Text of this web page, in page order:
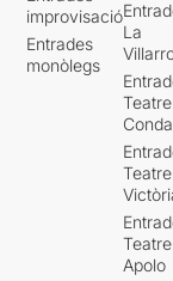
improvisació
Entrades
monòlegs
La
Teatre
Teatre
Teatre
Apolo